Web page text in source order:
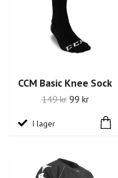
CCM Basic Knee Sock
149 kr 99 kr
I lager